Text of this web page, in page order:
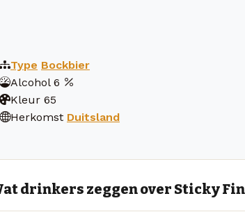
Type Bockbier
Alcohol 6
Kleur 65
Herkomst Duitsland
drinkers zeggen over Sticky